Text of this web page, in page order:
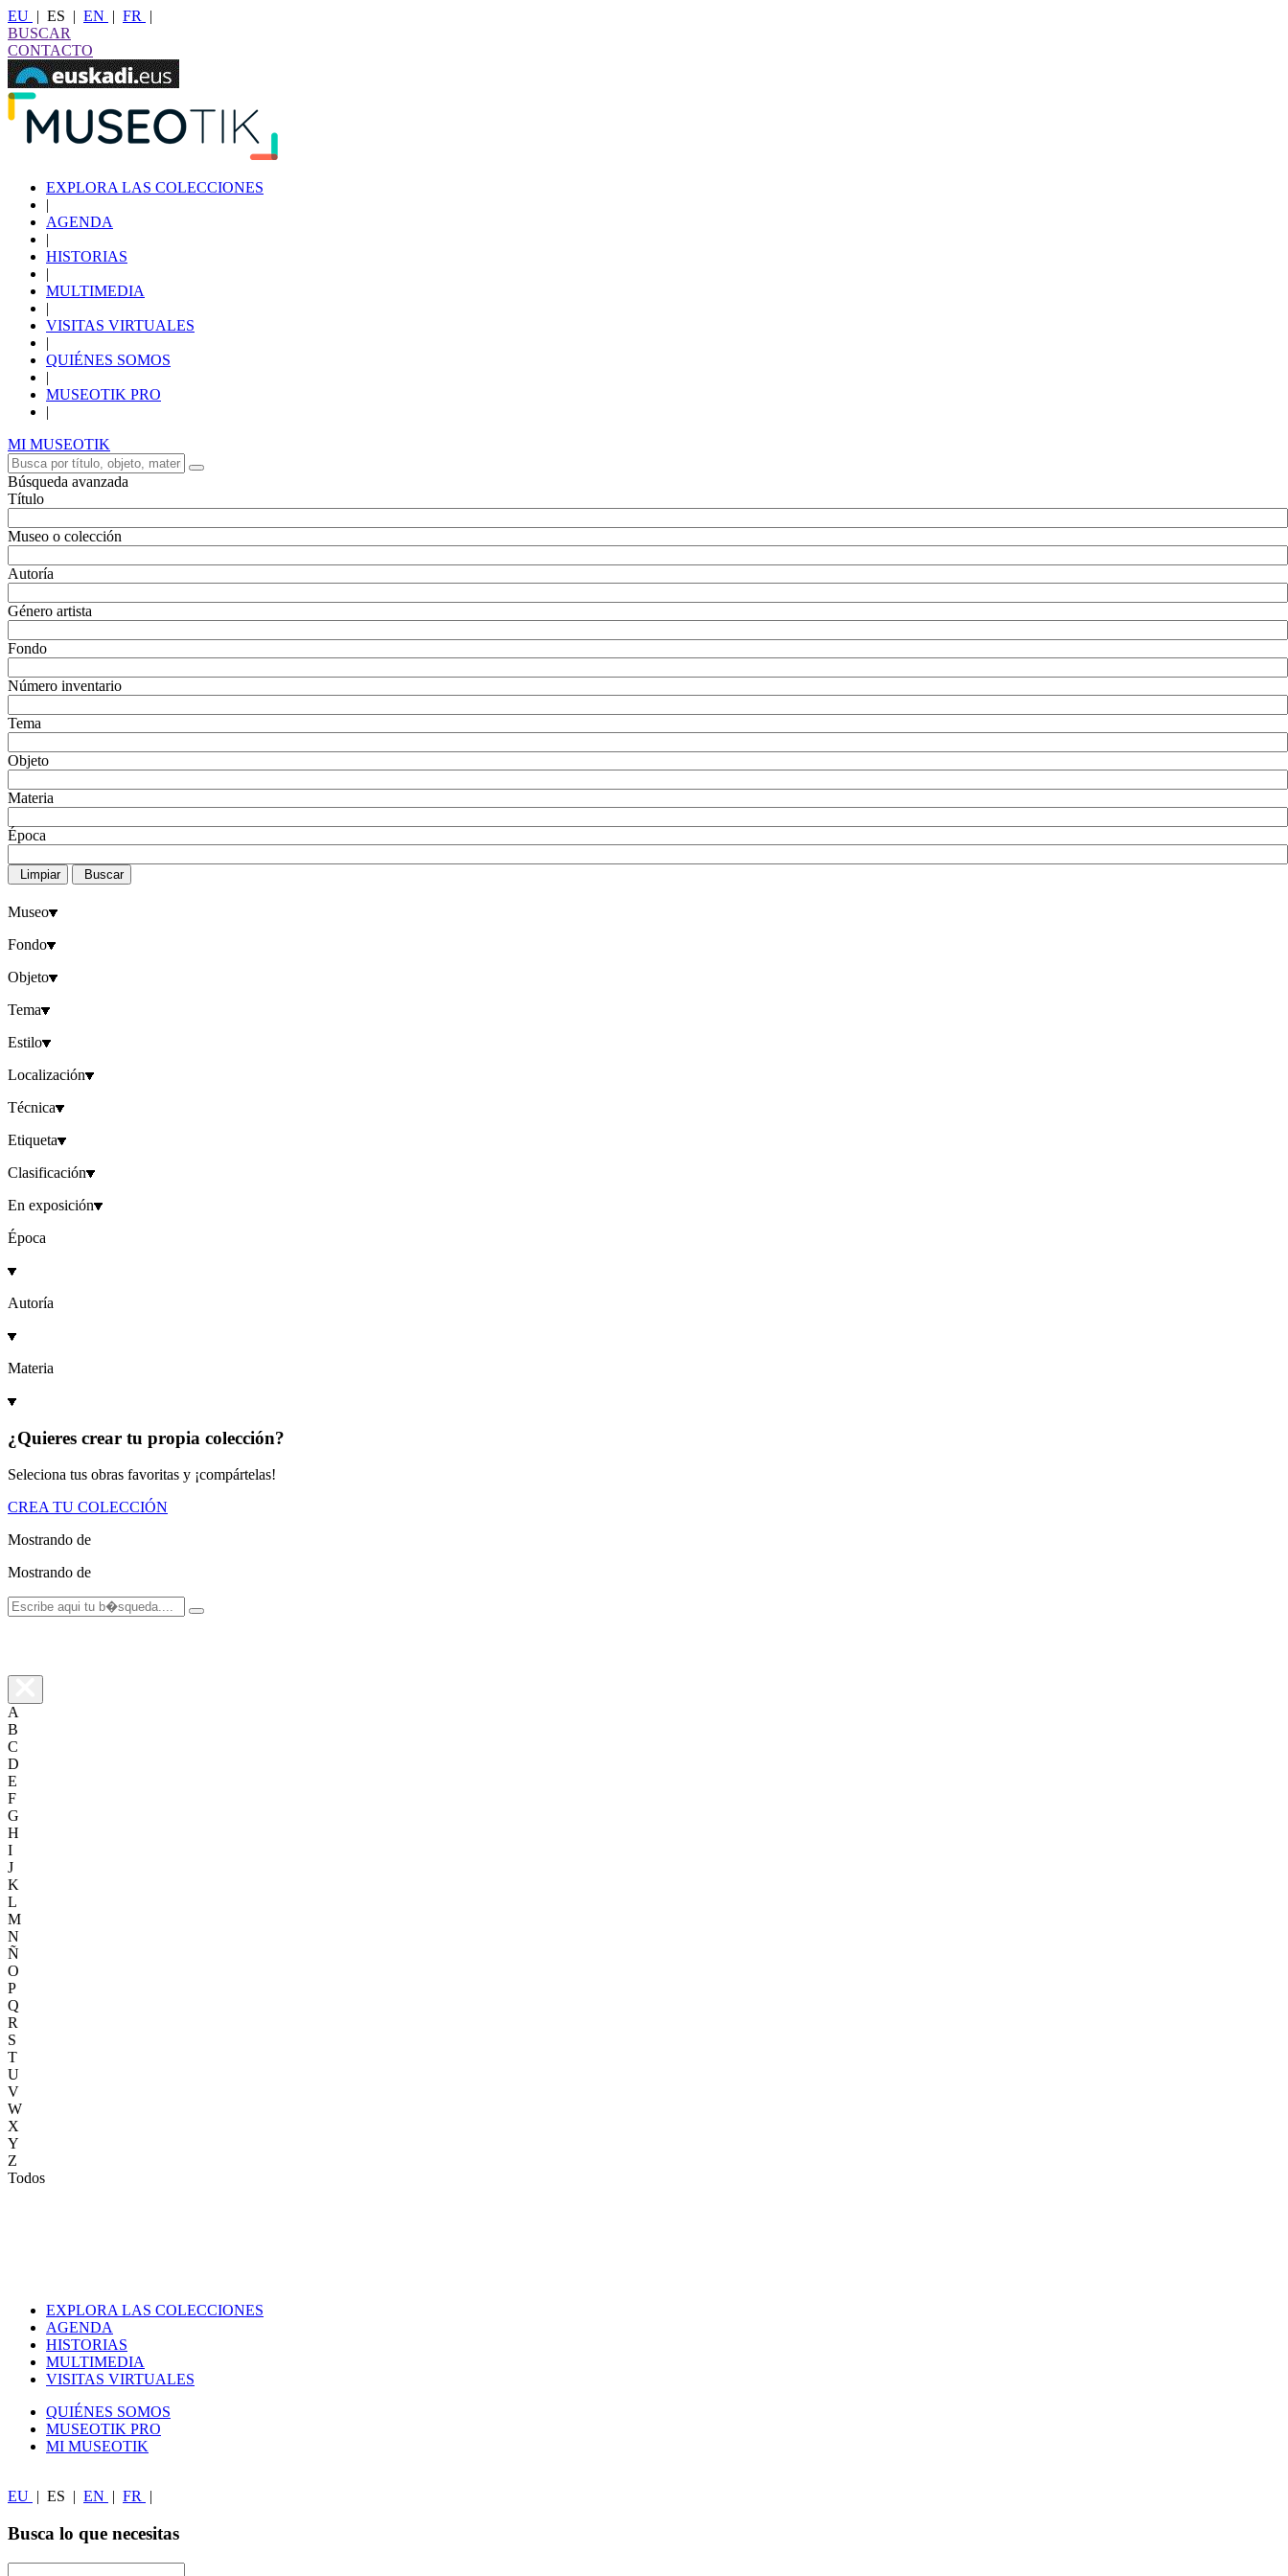
EU | ES | EN | FR
|
BUSCAR
CONTACTO
EXPLORA LAS COLECCIONES
|
AGENDA
|
HISTORIAS
|
MULTIMEDIA
|
VISITAS VIRTUALES
|
QUIÉNES SOMOS
|
MUSEOTIK PRO
|
MI MUSEOTIK
Búsqueda avanzada
Título
Museo o colección
Autoría
Género artista
Fondo
Número inventario
Tema
Objeto
Materia
Época
Limpiar Buscar
Museo
Fondo
Objeto
Tema
Estilo
Localización
Técnica
Etiqueta
Clasificación
En exposición
Época
Autoría
Materia
¿Quieres crear tu propia colección?
Seleciona tus obras favoritas y ¡compártelas!
CREA TU COLECCIÓN
Mostrando de
Mostrando de
A
B
C
D
E
F
G
H
I
J
K
L
M
N
Ñ
O
P
Q
R
S
T
U
V
W
X
Y
Z
Todos
EXPLORA LAS COLECCIONES
AGENDA
HISTORIAS
MULTIMEDIA
VISITAS VIRTUALES
QUIÉNES SOMOS
MUSEOTIK PRO
MI MUSEOTIK
EU ES EN FR
Busca lo que necesitas